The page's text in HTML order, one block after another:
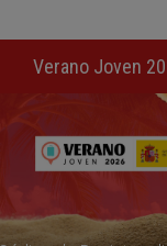
Verano Joven